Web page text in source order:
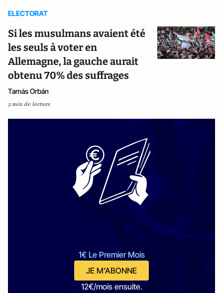
ELECTORAT
Si les musulmans avaient été
les seuls à voter en
Allemagne, la gauche aurait
obtenu 70% des suffrages
Tamás Orbán
3 min de lecture
1€ Le Premier Mois
JE M'ABONNE
12€/mois ensuite.